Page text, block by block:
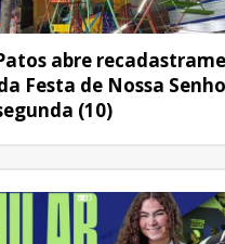
abre
Festa de Nossa
(10)